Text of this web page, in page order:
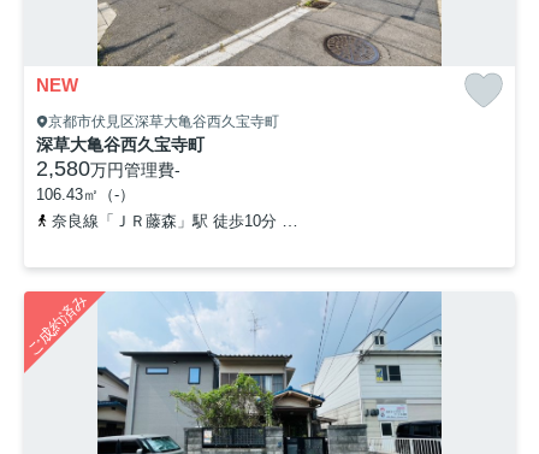
NEW
京都市伏見区深草大亀谷西久宝寺町
深草大亀谷西久宝寺町
2,580万円管理費-
106.43㎡（-）
奈良線「ＪＲ藤森」駅 徒歩10分
ご成約済み